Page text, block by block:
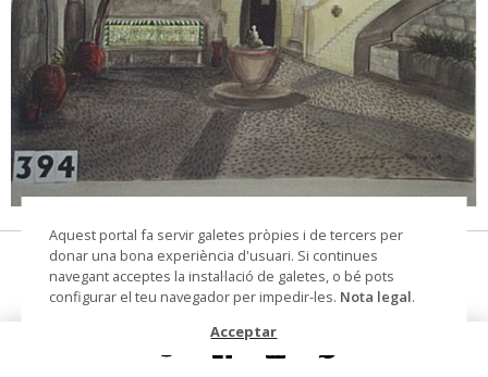
© Arxiu Fotogràfic del Consorci del Patrimoni de
Sitges
Interior de Vilafranca del Penedès
dibuix
Aquest portal fa servir galetes pròpies i de tercers per
donar una bona experiència d'usuari. Si continues
navegant acceptes la instal·lació de galetes, o bé pots
configurar el teu navegador per impedir-les. Nota legal.
Acceptar